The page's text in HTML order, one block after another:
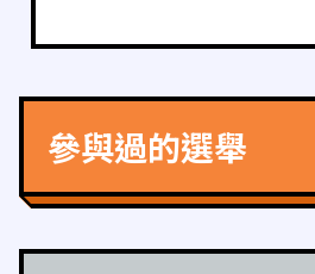
參與過的選舉